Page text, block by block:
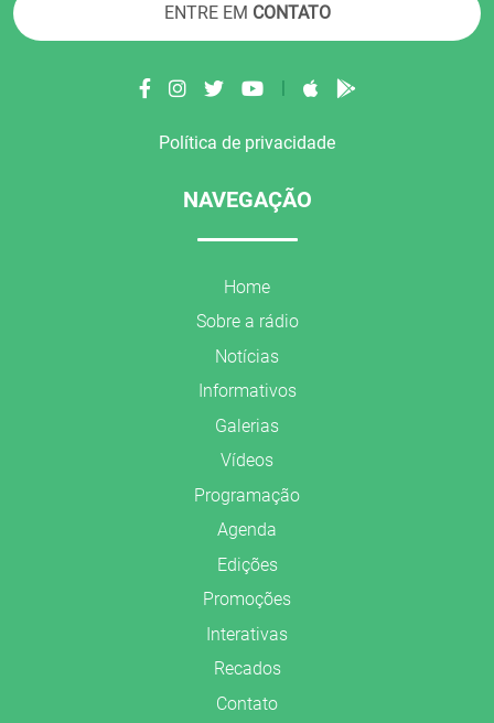
ENTRE EM CONTATO
|
Política de privacidade
NAVEGAÇÃO
Home
Sobre a rádio
Notícias
Informativos
Galerias
Vídeos
Programação
Agenda
Edições
Promoções
Interativas
Recados
Contato